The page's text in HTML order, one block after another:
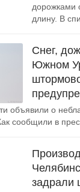
дорожками
длину. В
Снег,
Южном
объявили о
сообщили в
задрали